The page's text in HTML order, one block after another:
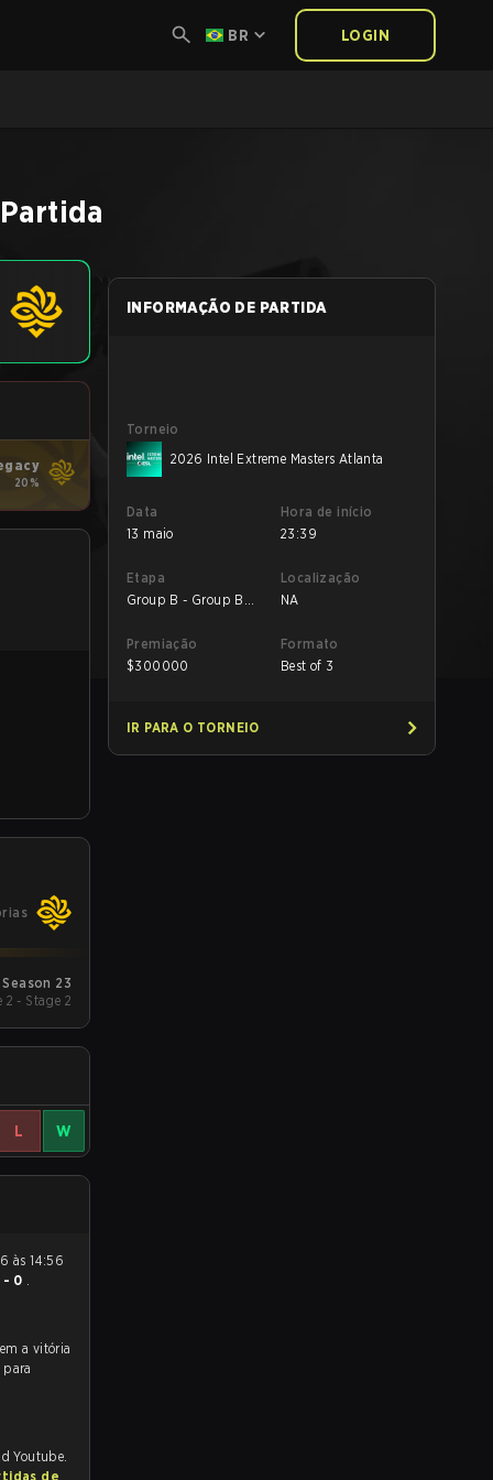
BR LOGIN
Partida
20%
23
2 - Stage 2
L W
- 0 .
para
Youtube.
de
INFORMAÇÃO DE PARTIDA
Torneio
2026 Intel Extreme Masters Atlanta
Data
13 maio
Hora de início
23:39
Etapa
Group B - Group B
Localização
NA
Premiação
$300000
Formato
Best of 3
IR PARA O TORNEIO